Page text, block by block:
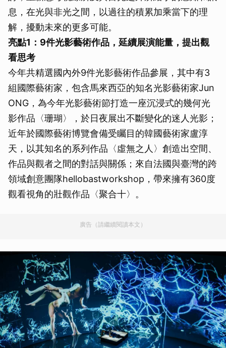
息，在光與非光之間，以過往的積累加乘當下的理
解，擾動未來的更多可能。
亮點1 ： 9件光影藝術作品，延續展演能量，提出觀
看思考
今年共精選國內外9件光影藝術作品參展，其中有3
組國際藝術家，包含馬來西亞的知名光影藝術家Jun
ONG，為今年光影藝術節打造一座沉浸式的幾何光
影作品〈珊瑚〉，於日夜展出不斷變化的迷人光影；
近年於國際藝術博覽會備受矚目的韓國藝術家盧淳
天，以其知名的系列作品〈虛無之人〉創造出空間、
作品與觀者之間的對話與關係；來自法國與臺灣的跨
領域創意團隊hellobastworkshop，帶來擁有360度
觀看視角的壯觀作品〈聚合十〉。
廣告（請繼續閱讀本文）